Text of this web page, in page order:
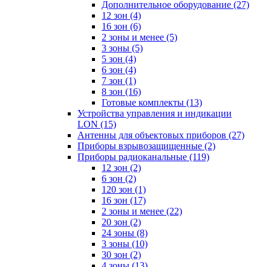
Дополнительное оборудование (27)
12 зон (4)
16 зон (6)
2 зоны и менее (5)
3 зоны (5)
5 зон (4)
6 зон (4)
7 зон (1)
8 зон (16)
Готовые комплекты (13)
Устройства управления и индикации
LON (15)
Антенны для объектовых приборов (27)
Приборы взрывозащищенные (2)
Приборы радиоканальные (119)
12 зон (2)
6 зон (2)
120 зон (1)
16 зон (17)
2 зоны и менее (22)
20 зон (2)
24 зоны (8)
3 зоны (10)
30 зон (2)